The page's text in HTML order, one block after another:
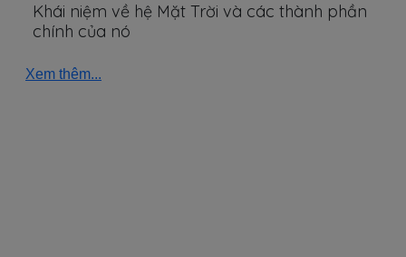
Khái niệm về hệ Mặt Trời và các thành phần
chính của nó
Xem thêm...